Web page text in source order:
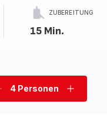
ZUBEREITUNG
15 Min.
Personen
4 Personen
Personen